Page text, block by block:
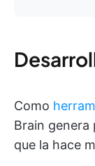
Como
Brain genera
que la hace